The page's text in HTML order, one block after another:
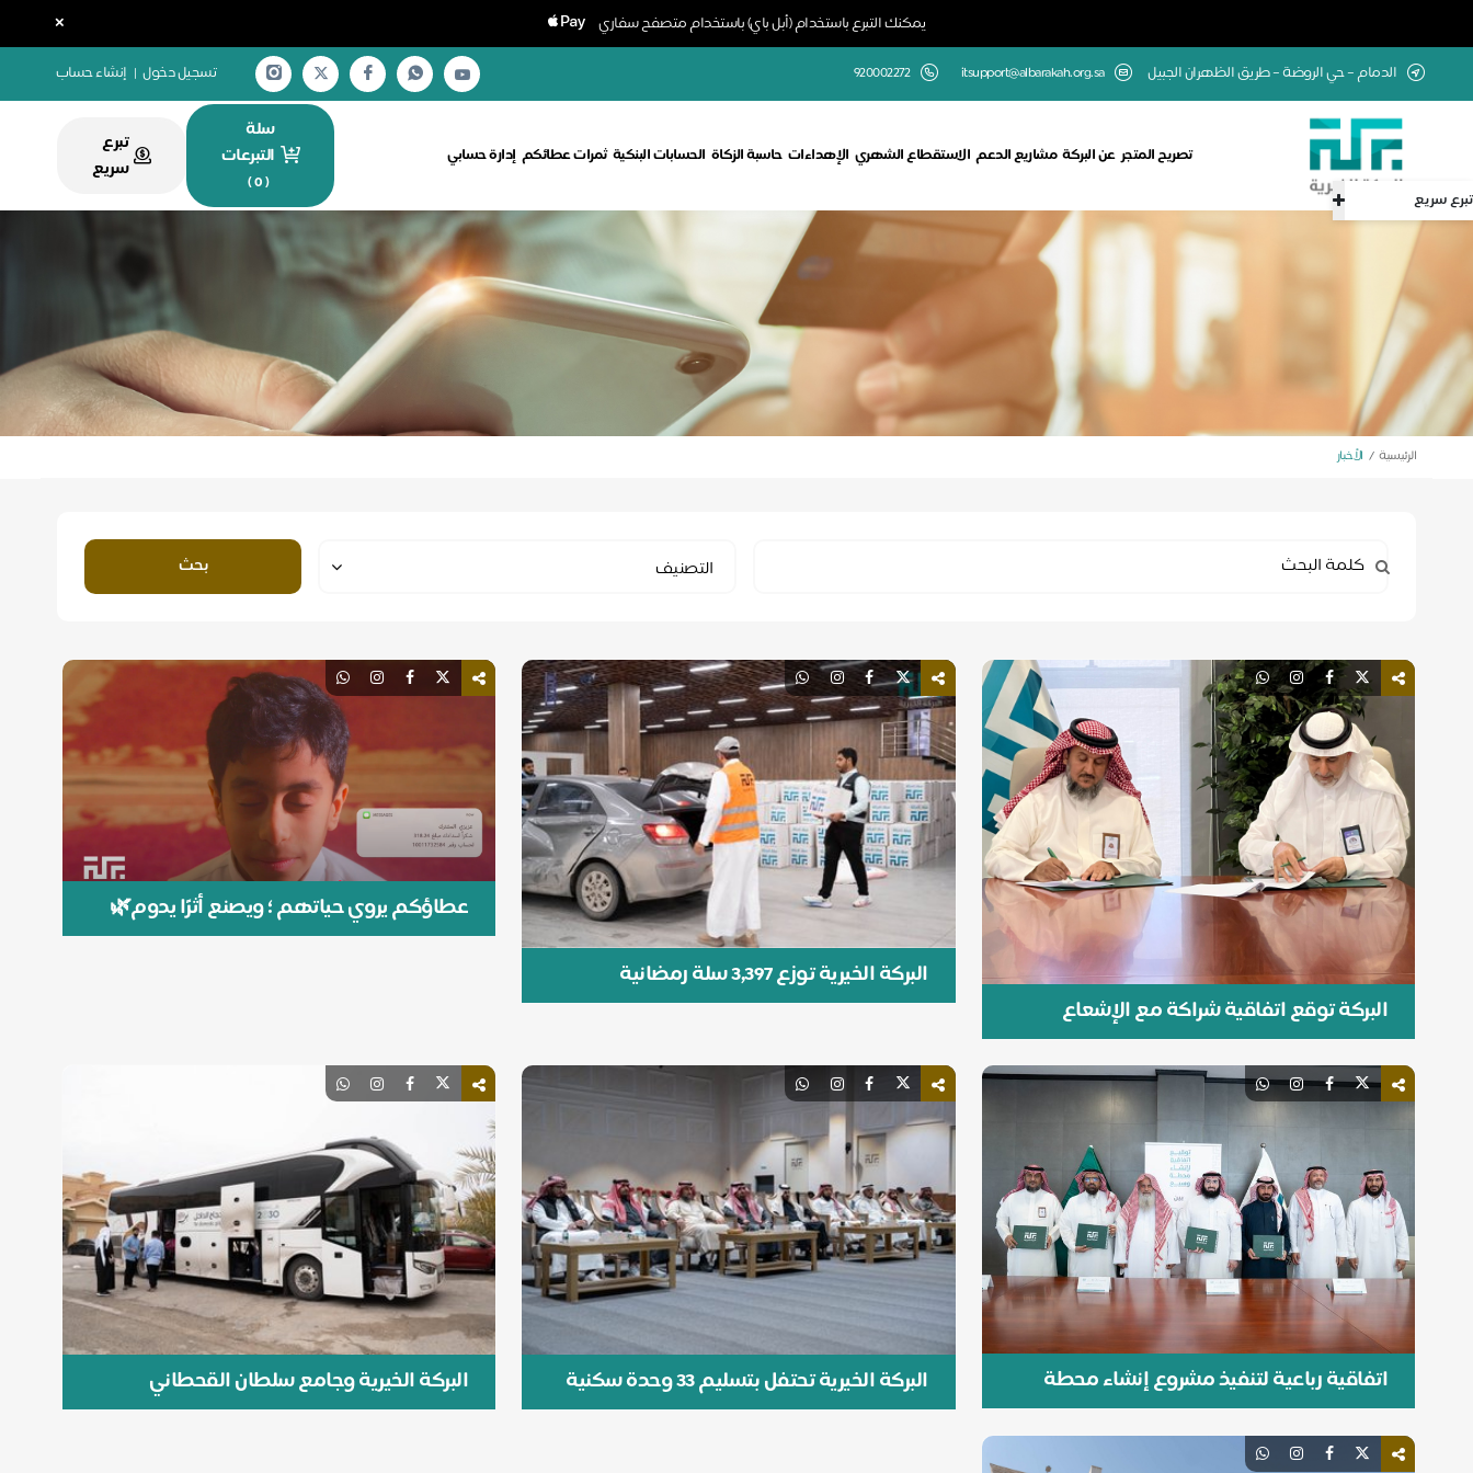
يمكنك التبرع باستخدام (أبل باي) باستخدام متصفح سفاري ×
تبرع سريع
الدمام – حي الروضة – طريق الظهران الجبيل itsupport@albarakah.org.sa
920002272 تسجيل دخول | إنشاء حساب
تصريح المتجر عن البركة مشاريع الدعم الاستقطاع الشهري الإهداءات حاسبة الزكاة الحسابات البنكية ثمرات عطائكم إدارة حسابي
سلة
التبرعات
(
0
)
تبرع
سريع
الرئيسية الأخبار
Category
التصنيف بحث
البركة توقع اتفاقية شراكة مع الإشعاع
الرقمي
البركة الخيرية توزع 3,397 سلة رمضانية
بالشراكة مع فريق تدفق التطوعي
عطاؤكم يروي حياتهم ؛ ويصنع أثرًا يدوم🌿
اتفاقية رباعية لتنفيذ مشروع إنشاء محطة
لتنقية وتحلية المياه في محافظة وسيع
البركة الخيرية تحتفل بتسليم 33 وحدة سكنية
البركة الخيرية وجامع سلطان القحطاني
ينظمان رحلة عمرة رمضان لـ 144 مستفيدًا